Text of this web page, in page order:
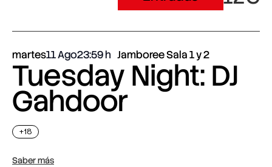
martes11 Ago23:59 Jamboree Sala 1 y 2
Tuesday Night: DJ
Gahdoor
+18
Saber más